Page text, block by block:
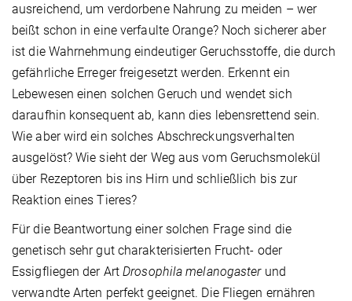
ausreichend, um verdorbene Nahrung zu meiden – wer
beißt schon in eine verfaulte Orange? Noch sicherer aber
ist die Wahrnehmung eindeutiger Geruchsstoffe, die durch
gefährliche Erreger freigesetzt werden. Erkennt ein
Lebewesen einen solchen Geruch und wendet sich
daraufhin konsequent ab, kann dies lebensrettend sein.
Wie aber wird ein solches Abschreckungsverhalten
ausgelöst? Wie sieht der Weg aus vom Geruchsmolekül
über Rezeptoren bis ins Hirn und schließlich bis zur
Reaktion eines Tieres?
Für die Beantwortung einer solchen Frage sind die
genetisch sehr gut charakterisierten Frucht- oder
Essigfliegen der ArtDrosophila melanogasterund
verwandte Arten perfekt geeignet. Die Fliegen ernähren